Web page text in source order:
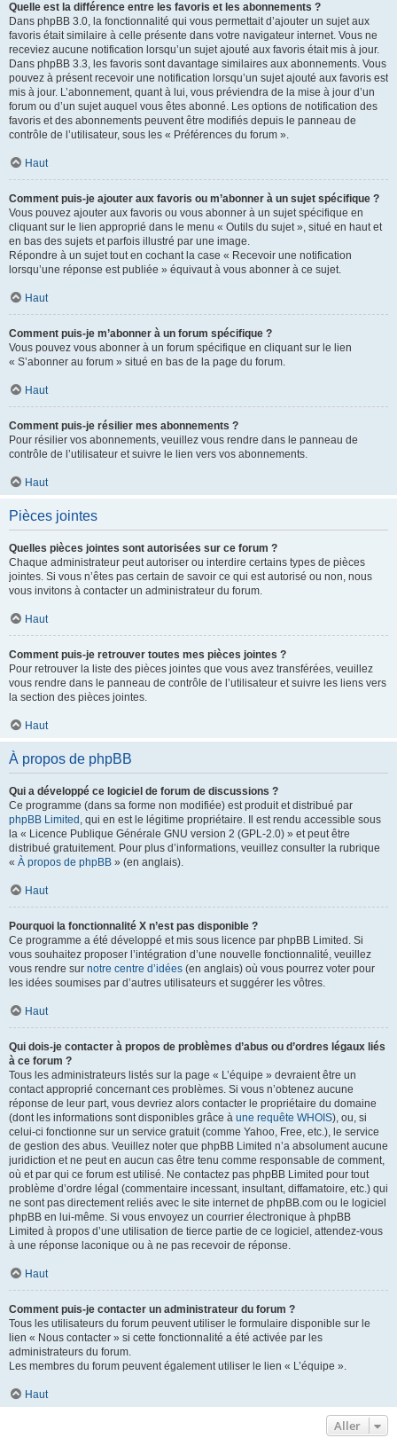
Quelle est la différence entre les favoris et les abonnements ?
Dans phpBB 3.0, la fonctionnalité qui vous permettait d’ajouter un sujet aux
favoris était similaire à celle présente dans votre navigateur internet. Vous ne
receviez aucune notification lorsqu’un sujet ajouté aux favoris était mis à jour.
Dans phpBB 3.3, les favoris sont davantage similaires aux abonnements. Vous
pouvez à présent recevoir une notification lorsqu’un sujet ajouté aux favoris est
mis à jour. L’abonnement, quant à lui, vous préviendra de la mise à jour d’un
forum ou d’un sujet auquel vous êtes abonné. Les options de notification des
favoris et des abonnements peuvent être modifiés depuis le panneau de
contrôle de l’utilisateur, sous les « Préférences du forum ».
Haut
Comment puis-je ajouter aux favoris ou m’abonner à un sujet spécifique ?
Vous pouvez ajouter aux favoris ou vous abonner à un sujet spécifique en
cliquant sur le lien approprié dans le menu « Outils du sujet », situé en haut et
en bas des sujets et parfois illustré par une image.
Répondre à un sujet tout en cochant la case « Recevoir une notification
lorsqu’une réponse est publiée » équivaut à vous abonner à ce sujet.
Haut
Comment puis-je m’abonner à un forum spécifique ?
Vous pouvez vous abonner à un forum spécifique en cliquant sur le lien
« S’abonner au forum » situé en bas de la page du forum.
Haut
Comment puis-je résilier mes abonnements ?
Pour résilier vos abonnements, veuillez vous rendre dans le panneau de
contrôle de l’utilisateur et suivre le lien vers vos abonnements.
Haut
Pièces jointes
Quelles pièces jointes sont autorisées sur ce forum ?
Chaque administrateur peut autoriser ou interdire certains types de pièces
jointes. Si vous n’êtes pas certain de savoir ce qui est autorisé ou non, nous
vous invitons à contacter un administrateur du forum.
Haut
Comment puis-je retrouver toutes mes pièces jointes ?
Pour retrouver la liste des pièces jointes que vous avez transférées, veuillez
vous rendre dans le panneau de contrôle de l’utilisateur et suivre les liens vers
la section des pièces jointes.
Haut
À propos de phpBB
Qui a développé ce logiciel de forum de discussions ?
Ce programme (dans sa forme non modifiée) est produit et distribué par
phpBB Limited , qui en est le légitime propriétaire. Il est rendu accessible sous
la « Licence Publique Générale GNU version 2 (GPL-2.0) » et peut être
distribué gratuitement. Pour plus d’informations, veuillez consulter la rubrique
« À propos de phpBB » (en anglais).
Haut
Pourquoi la fonctionnalité X n’est pas disponible ?
Ce programme a été développé et mis sous licence par phpBB Limited. Si
vous souhaitez proposer l’intégration d’une nouvelle fonctionnalité, veuillez
vous rendre sur notre centre d’idées (en anglais) où vous pourrez voter pour
les idées soumises par d’autres utilisateurs et suggérer les vôtres.
Haut
Qui dois-je contacter à propos de problèmes d’abus ou d’ordres légaux liés
à ce forum ?
Tous les administrateurs listés sur la page « L’équipe » devraient être un
contact approprié concernant ces problèmes. Si vous n’obtenez aucune
réponse de leur part, vous devriez alors contacter le propriétaire du domaine
(dont les informations sont disponibles grâce à une requête WHOIS), ou, si
celui-ci fonctionne sur un service gratuit (comme Yahoo, Free, etc.), le service
de gestion des abus. Veuillez noter que phpBB Limited n’a absolument aucune
juridiction et ne peut en aucun cas être tenu comme responsable de comment,
où et par qui ce forum est utilisé. Ne contactez pas phpBB Limited pour tout
problème d’ordre légal (commentaire incessant, insultant, diffamatoire, etc.) qui
ne sont pas directement reliés avec le site internet de phpBB.com ou le logiciel
phpBB en lui-même. Si vous envoyez un courrier électronique à phpBB
Limited à propos d’une utilisation de tierce partie de ce logiciel, attendez-vous
à une réponse laconique ou à ne pas recevoir de réponse.
Haut
Comment puis-je contacter un administrateur du forum ?
Tous les utilisateurs du forum peuvent utiliser le formulaire disponible sur le
lien « Nous contacter » si cette fonctionnalité a été activée par les
administrateurs du forum.
Les membres du forum peuvent également utiliser le lien « L’équipe ».
Haut
Aller